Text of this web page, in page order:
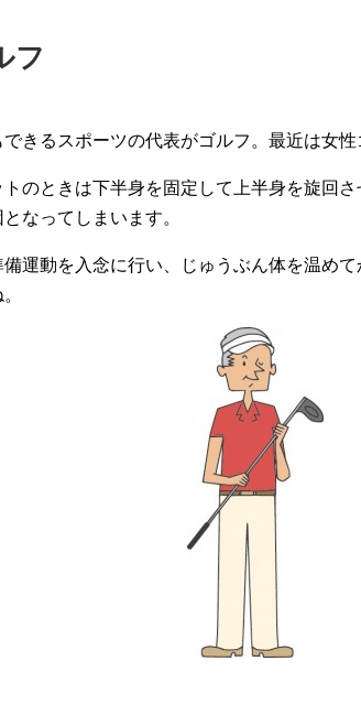
フ
きるスポーツの代表がゴルフ。最近は女性
のときは下半身を固定して上半身を旋回
なってしまいます。
備運動を入念に行い、じゅうぶん体を温め